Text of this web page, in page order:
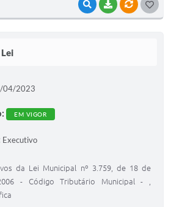
VISUALIZAR
BAIXARVÍNCULOS
Lei
04/2023
EM VIGOR
Executivo
da Lei Municipal nº 3.759, de 18 de
- Código Tributário Municipal - ,